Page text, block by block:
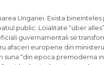
Ungariei. Exista
public. Loialitate “über
guvernamentali se
afaceri europene din
“din epoca premoderna